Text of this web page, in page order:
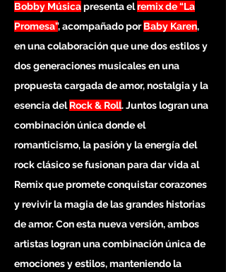
Bobby Músicapresenta elremix de “La
Promesa”, acompañado porBaby Karen,
en una colaboración que une dos estilos y
dos generaciones musicales en una
propuesta cargada de amor, nostalgia y la
esencia delRock & Roll. Juntos logran una
combinación única donde el
romanticismo, la pasión y la energía del
rock clásico se fusionan para dar vida al
Remix que promete conquistar corazones
y revivir la magia de las grandes historias
de amor. Con esta nueva versión, ambos
artistas logran una combinación única de
emociones y estilos, manteniendo la